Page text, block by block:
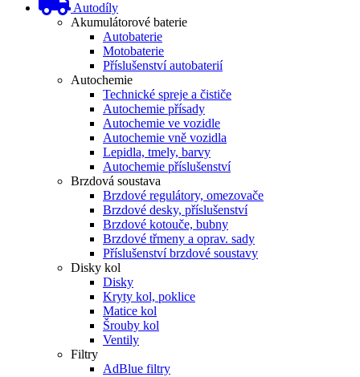
Autodíly
Akumulátorové baterie
Autobaterie
Motobaterie
Příslušenství autobaterií
Autochemie
Technické spreje a čističe
Autochemie přísady
Autochemie ve vozidle
Autochemie vně vozidla
Lepidla, tmely, barvy
Autochemie příslušenství
Brzdová soustava
Brzdové regulátory, omezovače
Brzdové desky, příslušenství
Brzdové kotouče, bubny
Brzdové třmeny a oprav. sady
Příslušenství brzdové soustavy
Disky kol
Disky
Kryty kol, poklice
Matice kol
Šrouby kol
Ventily
Filtry
AdBlue filtry